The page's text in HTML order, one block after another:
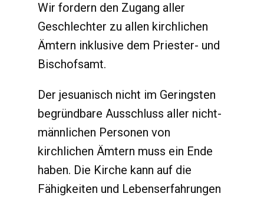
Wir fordern den Zugang aller
Geschlechter zu allen kirchlichen
Ämtern inklusive dem Priester- und
Bischofsamt.
Der jesuanisch nicht im Geringsten
begründbare Ausschluss aller nicht-
männlichen Personen von
kirchlichen Ämtern muss ein Ende
haben. Die Kirche kann auf die
Fähigkeiten und Lebenserfahrungen